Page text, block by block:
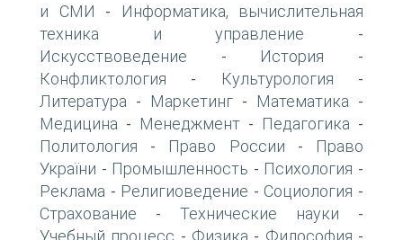
и СМИ -
Информатика, вычислительная
техника и управление -
Искусствоведение - История -
Конфликтология - Культурология -
Литература - Маркетинг - Математика -
Медицина - Менеджмент - Педагогика -
Политология - Право России -
Право
України - Промышленность - Психология -
Реклама - Религиоведение - Социология -
Страхование - Технические науки -
Учебный процесс Физика Философия